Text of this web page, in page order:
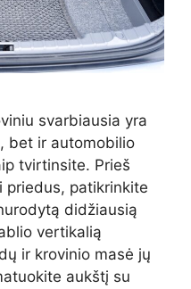
svarbiausia yra
bet ir automobilio
tvirtinsite. Prieš
priedus, patikrinkite
didžiausią
vertikalią
ir krovinio masė jų
aukštį su